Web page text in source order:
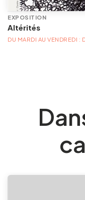
EXPOSITION
Altérités
DU MARDI AU